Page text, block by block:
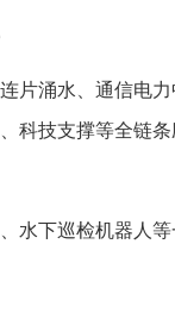
片涌水、通信电力
科技支撑等全链
水下巡检机器人等